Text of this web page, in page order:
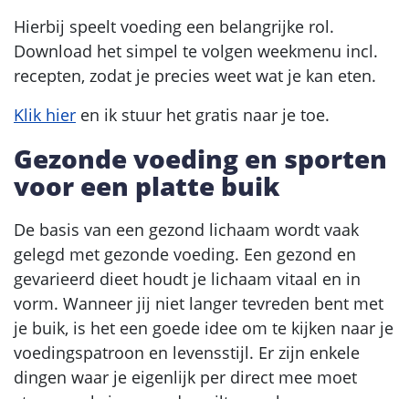
Hierbij speelt voeding een belangrijke rol.
Download het simpel te volgen weekmenu incl.
recepten, zodat je precies weet wat je kan eten.
Klik hier en ik stuur het gratis naar je toe.
Gezonde voeding en sporten
voor een platte buik
De basis van een gezond lichaam wordt vaak
gelegd met gezonde voeding. Een gezond en
gevarieerd dieet houdt je lichaam vitaal en in
vorm. Wanneer jij niet langer tevreden bent met
je buik, is het een goede idee om te kijken naar je
voedingspatroon en levensstijl. Er zijn enkele
dingen waar je eigenlijk per direct mee moet